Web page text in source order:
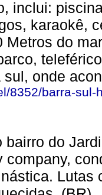
inclui:
karaokê,
Metros do
onde
8352/barra-sul-
do
company,